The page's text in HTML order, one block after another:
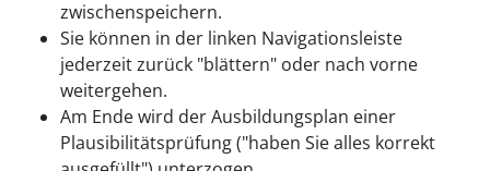
zwischenspeichern.
Sie können in der linken Navigationsleiste
jederzeit zurück "blättern" oder nach vorne
weitergehen.
Am Ende wird der Ausbildungsplan einer
Plausibilitätsprüfung ("haben Sie alles korrekt